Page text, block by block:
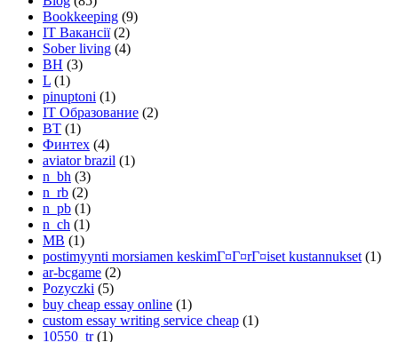
Bookkeeping (9)
IT Вакансії(2)
Sober living (4)
BH (3)
L (1)
pinuptoni (1)
IT Образование (2)
BT (1)
Финтех (4)
aviator brazil (1)
n_bh (3)
n_rb (2)
n_pb (1)
n_ch (1)
MB (1)
postimyynti morsiamen keskimГ¤Г¤rГ¤iset kustannukset (1)
ar-bcgame (2)
Pozyczki (5)
buy cheap essay online (1)
custom essay writing service cheap (1)
10550_tr(1)